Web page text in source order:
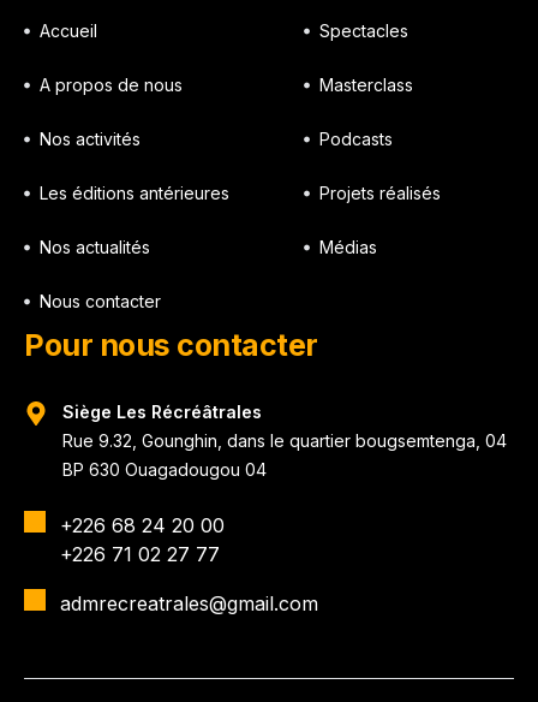
Accueil
A propos de nous
Nos activités
Les éditions antérieures
Nos actualités
Nous contacter
Spectacles
Masterclass
Podcasts
Projets réalisés
Médias
Pour nous contacter
Siège Les Récréâtrales
Rue 9.32, Gounghin, dans le quartier bougsemtenga, 04
BP 630 Ouagadougou 04
+226 68 24 20 00
+226 71 02 27 77
admrecreatrales@gmail.com